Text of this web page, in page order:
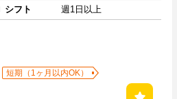
シフト
週1日以上
短期（1ヶ月以内OK）